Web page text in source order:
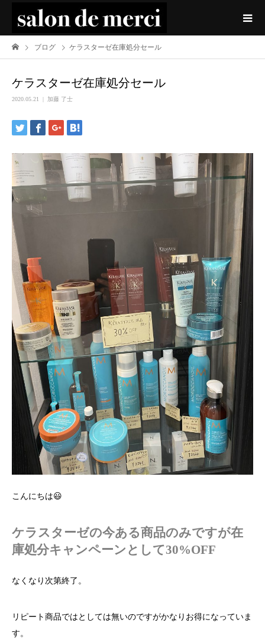
ブログ ケラスターゼ在庫処分セール
ケラスターゼ在庫処分セール
2020.05.21 加藤 了士
こんにちは😃
ケラスターゼの今ある商品のみですが在
庫処分キャンペーンとして30%OFF
なくなり次第終了。
リピート商品ではとしては無いのですがかなりお得になっていま
す。